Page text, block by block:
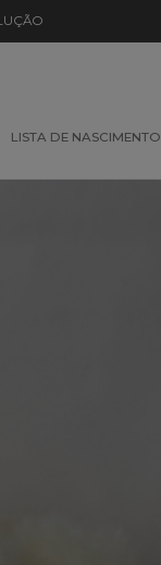
LISTA DE NASCIMENTO